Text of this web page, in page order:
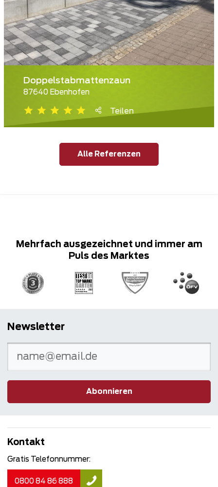
Doppelstabmattenzaun
87640 Ebenhofen
Teilen
Alle Referenzen
Mehrfach ausgezeichnet und immer am
Puls des Marktes
Newsletter
Abonnieren
Kontakt
Gratis Telefonnummer:
0800 84 86 888